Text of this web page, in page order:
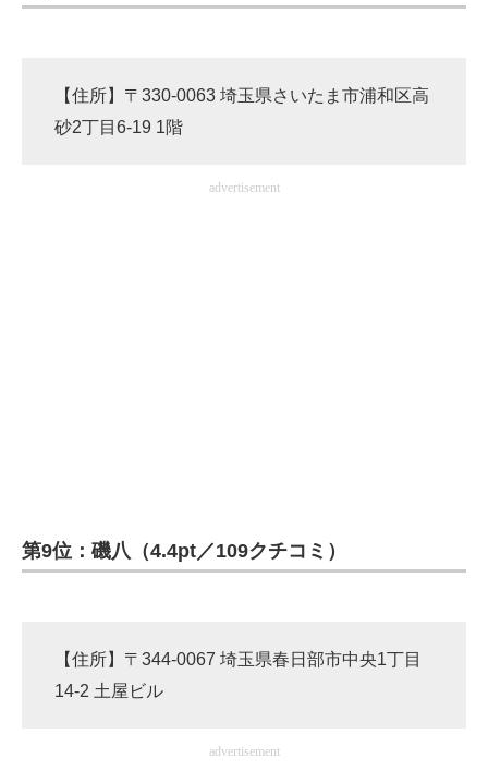
【住所】〒330-0063 埼玉県さいたま市浦和区高
砂2丁目6-19 1階
advertisement
第9位：磯八（4.4pt／109クチコミ）
【住所】〒344-0067 埼玉県春日部市中央1丁目
14-2 土屋ビル
advertisement